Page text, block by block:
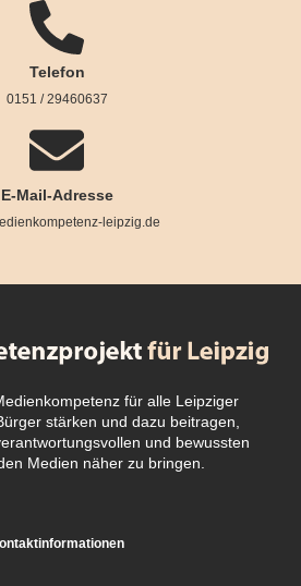
Telefon
0151 / 29460637
E-Mail-Adresse
leipzig.de
für alle Leipziger
stärken und dazu beitragen,
und bewussten
Medien näher zu bringen.